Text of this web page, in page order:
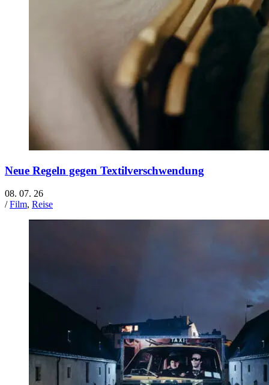
Neue Regeln gegen Textilverschwendung
08. 07. 26
/Film, Reise